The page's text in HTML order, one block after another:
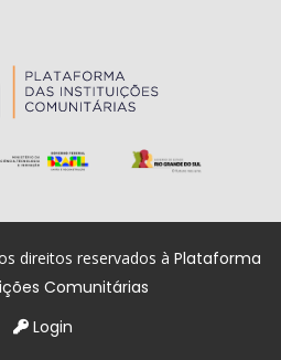
direitos reservados à Plataforma
Comunitárias
Login